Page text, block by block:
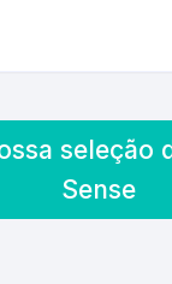
seleção
Sense